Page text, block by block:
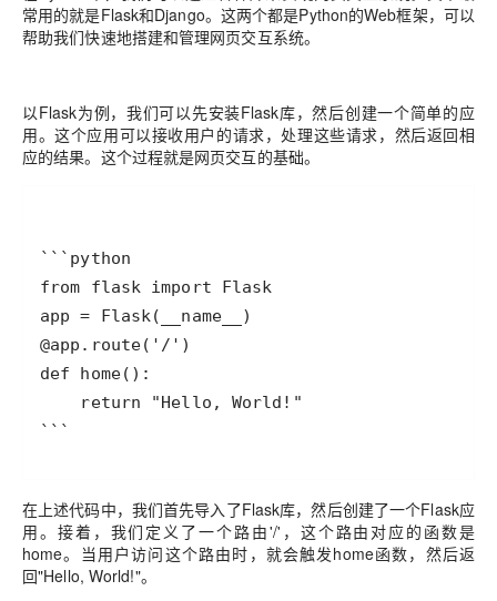
常用的就是Flask和Django。这两个都是Python的Web框架，可以
帮助我们快速地搭建和管理网页交互系统。
以Flask为例，我们可以先安装Flask库，然后创建一个简单的应
用。这个应用可以接收用户的请求，处理这些请求，然后返回相
应的结果。这个过程就是网页交互的基础。
```
在上述代码中，我们首先导入了Flask库，然后创建了一个Flask应
用。接着，我们定义了一个路由'/'，这个路由对应的函数是
home。当用户访问这个路由时，就会触发home函数，然后返
回"Hello, World!"。